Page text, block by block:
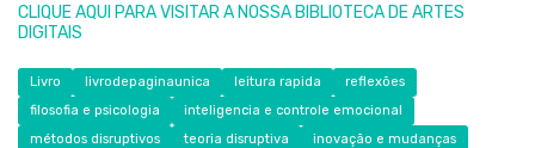
CLIQUE AQUI PARA VISITAR A NOSSA BIBLIOTECA DE ARTES
DIGITAIS
Livro livrodepaginaunica leitura rapida
reflexões
filosofia e psicologia
inteligencia e controle emocional
métodos disruptivos
teoria disruptiva
inovação e mudanças